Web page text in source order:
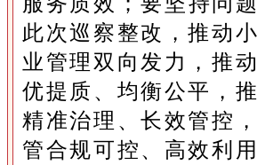
此次巡察整改，推动
业管理双向发力，推
优提质、均衡公平，
精准治理、长效管控
管合规可控、高效利